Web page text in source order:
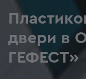
двери в
ГЕФЕСТ»